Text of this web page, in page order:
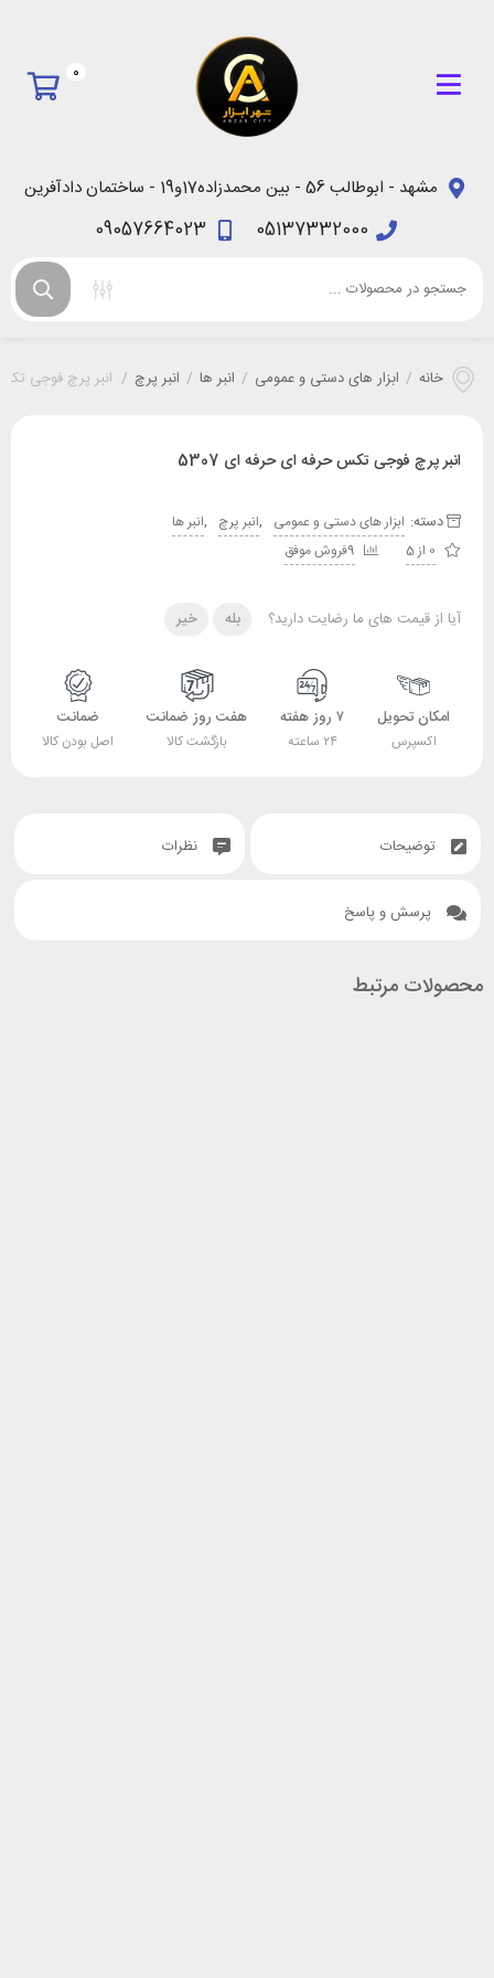
0
مشهد - ابوطالب 56 - بین محمدزاده17و19 - ساختمان دادآفرین
05137332000
09057664023
خانه / ابزار های دستی و عمومی / انبر ها / انبر پرچ / انبر پرچ فوجی تکس
انبر پرچ فوجی تکس حرفه ای حرفه ای 5307
دسته: ابزار های دستی و عمومی ,انبر پرچ ,انبر ها
0 از 5
9فروش موفق
آیا از قیمت های ما رضایت دارید؟ بله خیر
امکان تحویل
اکسپرس
۷ روز هفته
۲۴ ساعته
هفت روز ضمانت
بازگشت کالا
ضمانت
اصل بودن کالا
توضیحات نظرات
پرسش و پاسخ
محصولات مرتبط